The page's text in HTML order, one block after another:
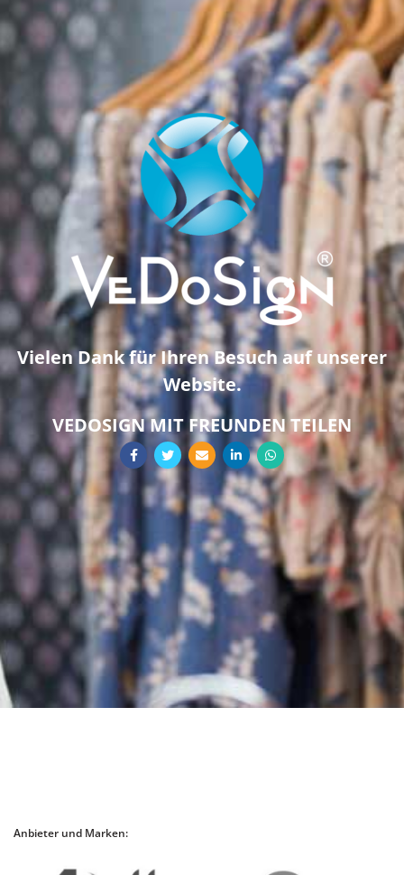
Vielen Dank für Ihren Besuch auf unserer
Website.
VEDOSIGN MIT FREUNDEN TEILEN
Anbieter und Marken: